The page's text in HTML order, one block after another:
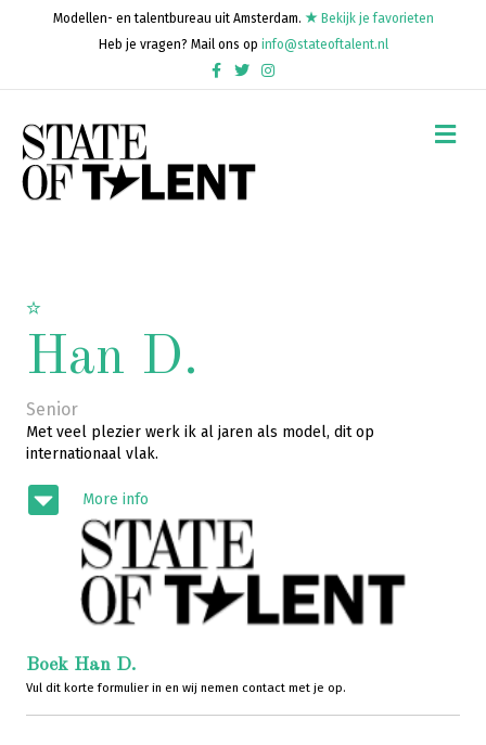
Modellen- en talentbureau uit Amsterdam.
Bekijk je favorieten
Heb je vragen? Mail ons op info@stateoftalent.nl
FacebookTwitterInstagram
Han D.
Senior
Met veel plezier werk ik al jaren als model, dit op
internationaal vlak.
More info
Boek Han D.
Vul dit korte formulier in en wij nemen contact met je op.